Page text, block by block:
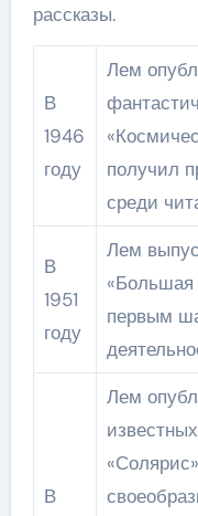
рассказы.
В
1946
году
Лем
получил
среди
В
1951
году
Лем
«Большая
первым
В
Лем